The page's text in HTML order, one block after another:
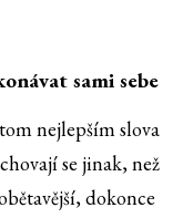
sami sebe
nejlepším slova
se jinak, než
dokonce